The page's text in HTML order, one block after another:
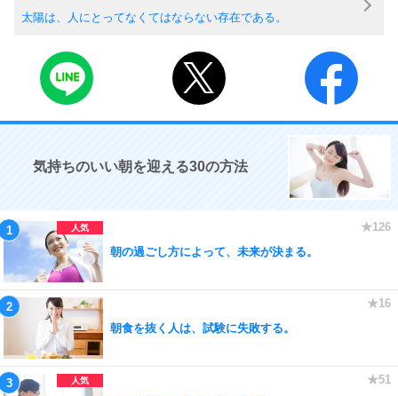
太陽は、人にとってなくてはならない存在である。
気持ちのいい朝を迎える30の方法
朝の過ごし方によって、未来が決まる。
朝食を抜く人は、試験に失敗する。